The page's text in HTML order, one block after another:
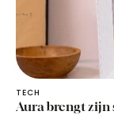
TECH
Aura brengt